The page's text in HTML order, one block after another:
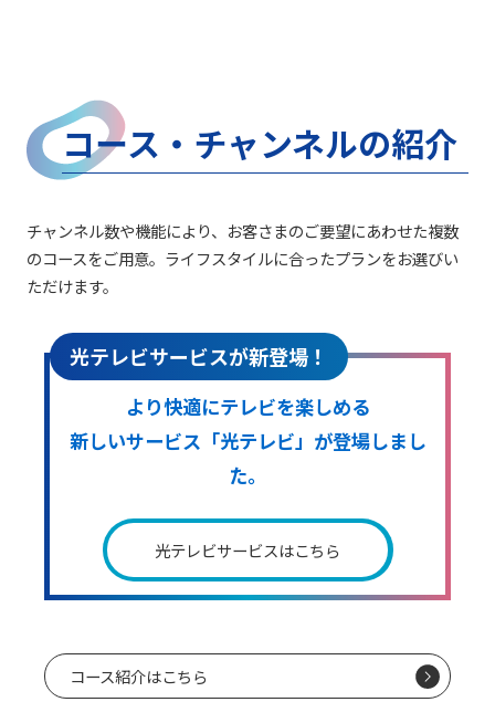
コース・チャンネルの紹介
チャンネル数や機能により、お客さまのご要望にあわせた複数
のコースをご用意。ライフスタイルに合ったプランをお選びい
ただけます。
光テレビサービスが新登場！
より快適にテレビを楽しめる
新しいサービス「光テレビ」が登場しまし
た。
光テレビサービスはこちら
コース紹介はこちら